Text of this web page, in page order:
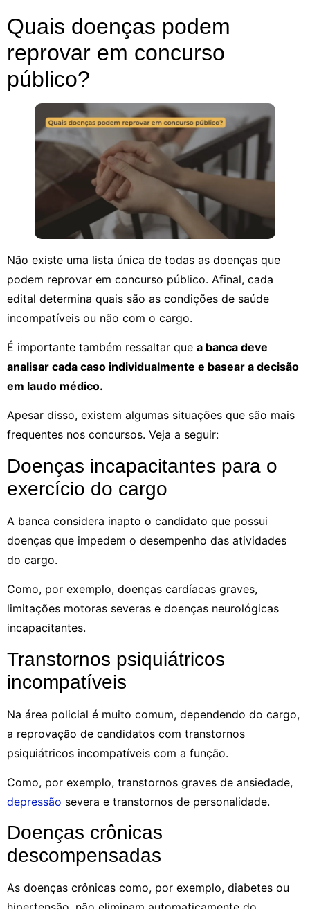
Quais doenças podem
reprovar em concurso
público?
Não existe uma lista única de todas as doenças que
podem reprovar em concurso público. Afinal, cada
edital determina quais são as condições de saúde
incompatíveis ou não com o cargo.
É importante também ressaltar que a banca deve
analisar cada caso individualmente e basear a decisão
em laudo médico.
Apesar disso, existem algumas situações que são mais
frequentes nos concursos. Veja a seguir:
Doenças incapacitantes para o
exercício do cargo
A banca considera inapto o candidato que possui
doenças que impedem o desempenho das atividades
do cargo.
Como, por exemplo, doenças cardíacas graves,
limitações motoras severas e doenças neurológicas
incapacitantes.
Transtornos psiquiátricos
incompatíveis
Na área policial é muito comum, dependendo do cargo,
a reprovação de candidatos com transtornos
psiquiátricos incompatíveis com a função.
Como, por exemplo, transtornos graves de ansiedade,
depressão severa e transtornos de personalidade.
Doenças crônicas
descompensadas
As doenças crônicas como, por exemplo, diabetes ou